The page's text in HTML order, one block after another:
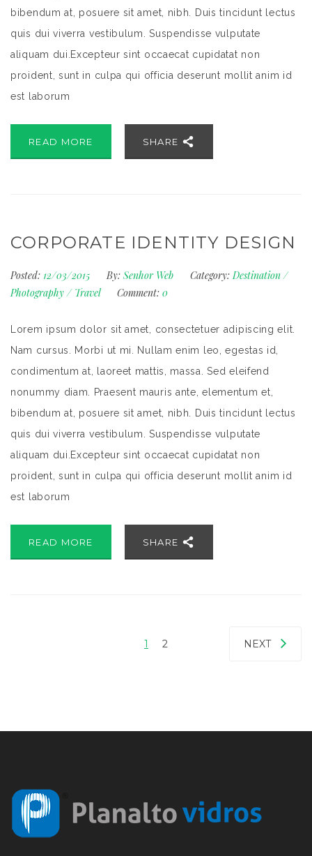
bibendum at, posuere sit amet, nibh. Duis tincidunt lectus
quis dui viverra vestibulum. Suspendisse vulputate
aliquam dui.Excepteur sint occaecat cupidatat non
proident, sunt in culpa qui officia deserunt mollit anim id
est laborum
READ MORE SHARE
CORPORATE IDENTITY DESIGN
Posted: 12/03/2015 By: Senhor Web Category: Destination/
Photography/ Travel Comment: 0
Lorem ipsum dolor sit amet, consectetuer adipiscing elit.
Nam cursus. Morbi ut mi. Nullam enim leo, egestas id,
condimentum at, laoreet mattis, massa. Sed eleifend
nonummy diam. Praesent mauris ante, elementum et,
bibendum at, posuere sit amet, nibh. Duis tincidunt lectus
quis dui viverra vestibulum. Suspendisse vulputate
aliquam dui.Excepteur sint occaecat cupidatat non
proident, sunt in culpa qui officia deserunt mollit anim id
est laborum
READ MORE SHARE
1 2 NEXT